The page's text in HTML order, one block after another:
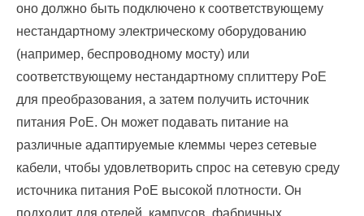
оно должно быть подключено к соответствующему
нестандартному электрическому оборудованию
(например, беспроводному мосту) или
соответствующему нестандартному сплиттеру PoE
для преобразования, а затем получить источник
питания PoE. Он может подавать питание на
различные адаптируемые клеммы через сетевые
кабели, чтобы удовлетворить спрос на сетевую среду
источника питания PoE высокой плотности. Он
подходит для отелей, кампусов, фабричных